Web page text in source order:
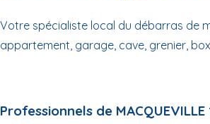
Votre spécialiste local du débarras de
appartement, garage, cave, grenier,
Professionnels de MACQUEVILLE